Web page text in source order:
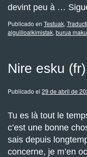
devint peu à …
Publicado en Testuak,
alguilloalkimistak, burua
Nire esku (fr)
Publicado el 29 de abril de
Tu es là tout le
c’est une bonne
sais depuis
concerne, je m’en